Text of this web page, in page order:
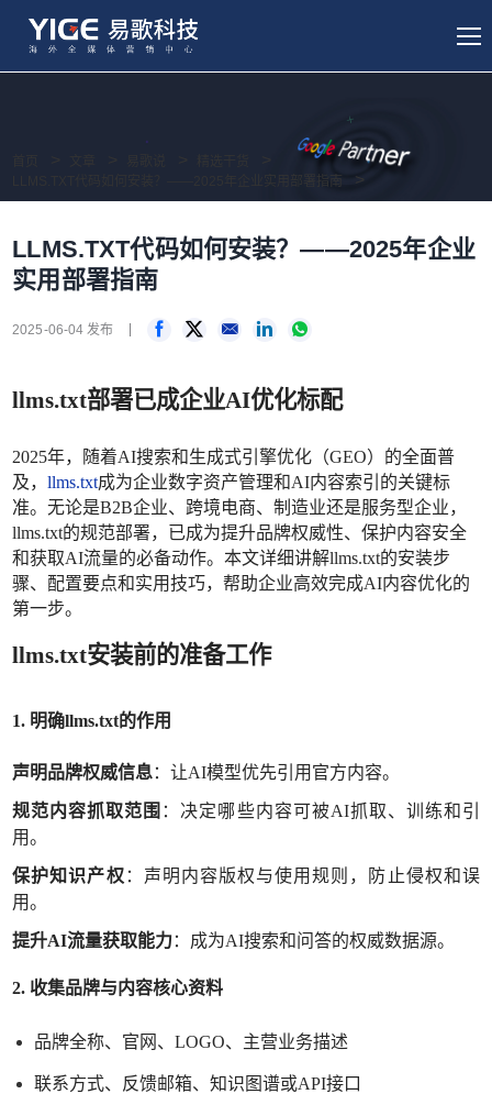
LLMS.TXT代码如何安装？——2025年企业实用部署指南
LLMS.TXT代码如何安装？——2025年企业
实用部署指南
2025-06-04 发布
llms.txt部署已成企业AI优化标配
2025年，随着AI搜索和生成式引擎优化（GEO）的全面普
及，llms.txt成为企业数字资产管理和AI内容索引的关键标
准。无论是B2B企业、跨境电商、制造业还是服务型企业，
llms.txt的规范部署，已成为提升品牌权威性、保护内容安全
和获取AI流量的必备动作。本文详细讲解llms.txt的安装步
骤、配置要点和实用技巧，帮助企业高效完成AI内容优化的
第一步。
llms.txt安装前的准备工作
1. 明确llms.txt的作用
声明品牌权威信息：让AI模型优先引用官方内容。
规范内容抓取范围 ：决定哪些内容可被AI抓取、训练和引
用。
保护知识产权 ：声明内容版权与使用规则，防止侵权和误
用。
提升AI流量获取能力：成为AI搜索和问答的权威数据源。
2. 收集品牌与内容核心资料
品牌全称、官网、LOGO、主营业务描述
联系方式、反馈邮箱、知识图谱或API接口